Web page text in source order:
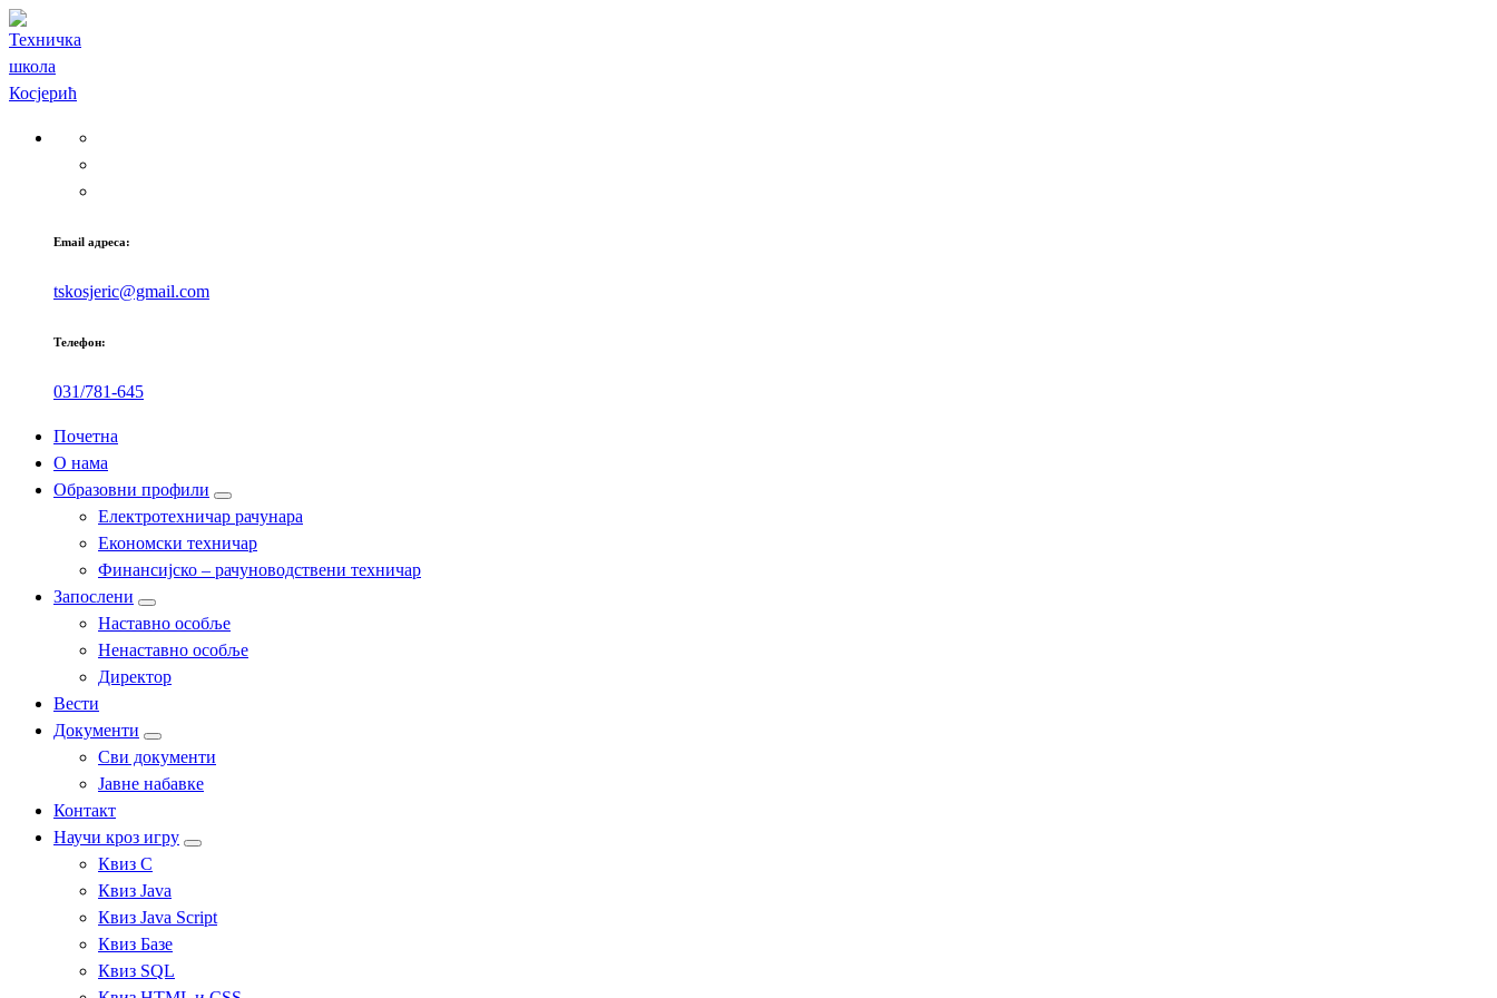
Скочи
на
садржај
Email адреса:
tskosjeric@gmail.com
Телефон:
031/781-645
Почетна
О нама
Образовни профили
Електротехничар рачунара
Економски техничар
Финансијско – рачуноводствени техничар
Запослени
Наставно особље
Ненаставно особље
Директор
Вести
Документи
Сви документи
Јавне набавке
Контакт
Научи кроз игру
Квиз C
Квиз Java
Квиз Java Script
Квиз Базе
Квиз SQL